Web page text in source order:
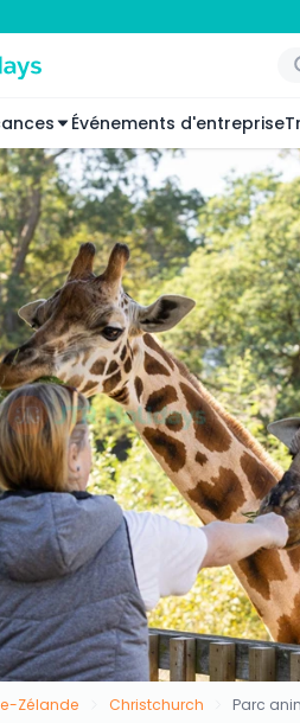
Événements d'entreprise
Zélande Christchurch Parc